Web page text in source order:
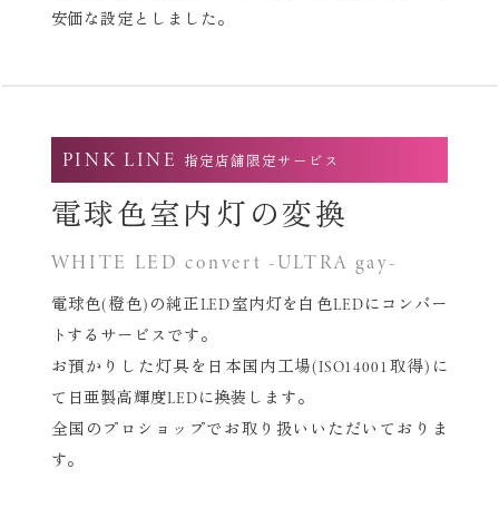
安価な設定としました。
PINK LINE 指定店舗限定サービス
電球色室内灯の変換
WHITE LED convert -ULTRA gay-
電球色(橙色)の純正LED室内灯を白色LEDにコンバー
トするサービスです。
お預かりした灯具を日本国内工場(ISO14001取得)に
て 日亜製高輝度LEDに換装します。
全国のプロショップでお取り扱いいただいておりま
す。